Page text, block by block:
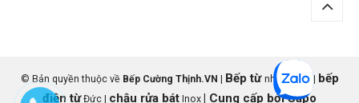
© Bản quyền thuộc về Bếp Cường Thịnh.VN | Bếp từ nhập khẩu | bếp
điện từĐức | chậu rửa bát Inox | Cung cấp bởiSapo